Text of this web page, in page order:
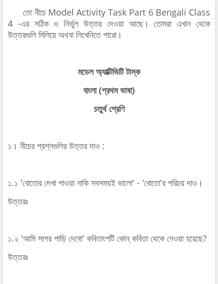
তো নীচে Model Activity Task Part 6 Bengali Class
4 -এর সঠিক ও নির্ভুল উত্তর দেওয়া আছে। তোমরা এখান থেকে
উত্তরগুলি মিলিয়ে অথবা লিখেনিতে পারো।
মডেল অ্যাক্টিভিটি টাস্ক
বাংলা (প্রথম ভাষা)
চতুর্থ শ্রেণি
১। নীচের প্রশ্নগুলির উত্তর দাও :
১.১ 'বোতোর দেখা পাওয়া নাকি সবসময়ই ভালো' - 'বোতো'র পরিচয় দাও।
উত্তরঃ
১.২ 'আমি সাগর পাড়ি দেবো' কবিতাংশটি কোন্‌ কবিতা থেকে নেওয়া হয়েছে?
উত্তরঃ